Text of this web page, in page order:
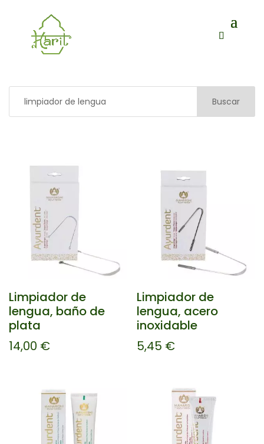
Buscar
Limpiador de
lengua, baño de
plata
14,00 €
Limpiador de
lengua, acero
inoxidable
5,45 €